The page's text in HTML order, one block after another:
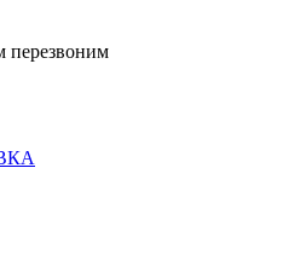
перезвоним